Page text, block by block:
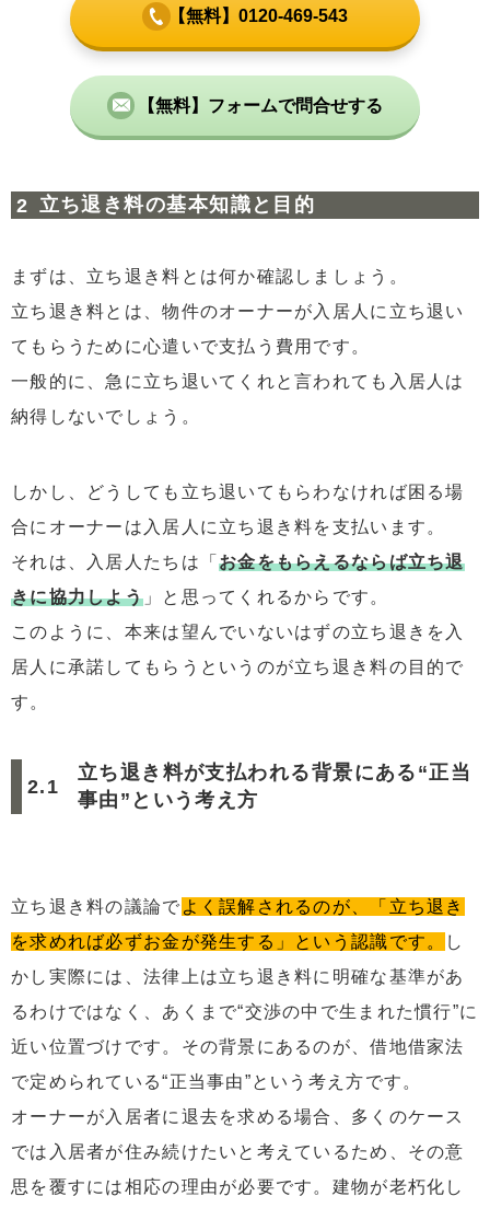
【無料】0120-469-543
【無料】フォームで問合せする
立ち退き料の基本知識と目的
まずは、立ち退き料とは何か確認しましょう。
立ち退き料とは、物件のオーナーが入居人に立ち退い
てもらうために心遣いで支払う費用です。
一般的に、急に立ち退いてくれと言われても入居人は
納得しないでしょう。
しかし、どうしても立ち退いてもらわなければ困る場
合にオーナーは入居人に立ち退き料を支払います。
それは、入居人たちは「お金をもらえるならば立ち退
きに協力しよう」と思ってくれるからです。
このように、本来は望んでいないはずの立ち退きを入
居人に承諾してもらうというのが立ち退き料の目的で
す。
立ち退き料が支払われる背景にある“正当
事由”という考え方
立ち退き料の議論で よく誤解されるのが、「立ち退き
を求めれば必ずお金が発生する」という認識です。
し
かし実際には、法律上は立ち退き料に明確な基準があ
るわけではなく、あくまで“交渉の中で生まれた慣行”に
近い位置づけです。その背景にあるのが、借地借家法
で定められている“正当事由”という考え方です。
オーナーが入居者に退去を求める場合、多くのケース
では入居者が住み続けたいと考えているため、その意
思を覆すには相応の理由が必要です。建物が老朽化し